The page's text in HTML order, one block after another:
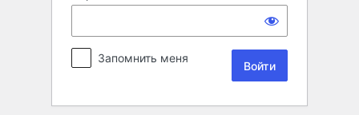
Запомнить меня